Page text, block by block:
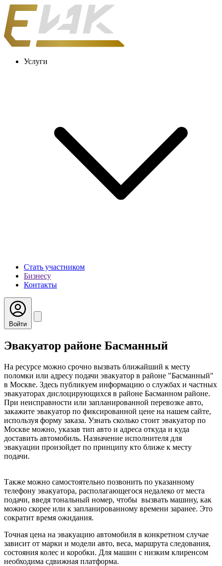
Услуги
Стать участником
Бизнесу
Контакты
Войти
Эвакуатор районе Басманный
На ресурсе можно срочно вызвать ближайший к месту
поломки или адресу подачи эвакуатор в районе "Басманный"
в Москве. Здесь публикуем информацию о службах и частных
эвакуаторах дислоцирующихся в районе Басманном районе.
При неисправности или запланированной перевозке авто,
закажите эвакуатор по фиксированной цене на нашем сайте,
используя форму заказа. Узнать сколько стоит эвакуатор по
Москве можно, указав тип авто и адреса откуда и куда
доставить автомобиль. Назначение исполнителя для
эвакуации произойдет по принципу кто ближе к месту
подачи.
Также можно самостоятельно позвонить по указанному
телефону эвакуатора, располагающегося недалеко от места
подачи, введя тональный номер, чтобы вызвать машину, как
можно скорее или к запланированному времени заранее. Это
сократит время ожидания.
Точная цена на эвакуацию автомобиля в конкретном случае
зависит от марки и модели авто, веса, маршрута следования,
состояния колес и коробки. Для машин с низким клиренсом
необходима сдвижная платформа.